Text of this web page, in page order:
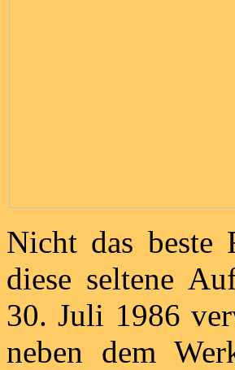
Nicht das beste
diese seltene
30. Juli 1986
neben dem